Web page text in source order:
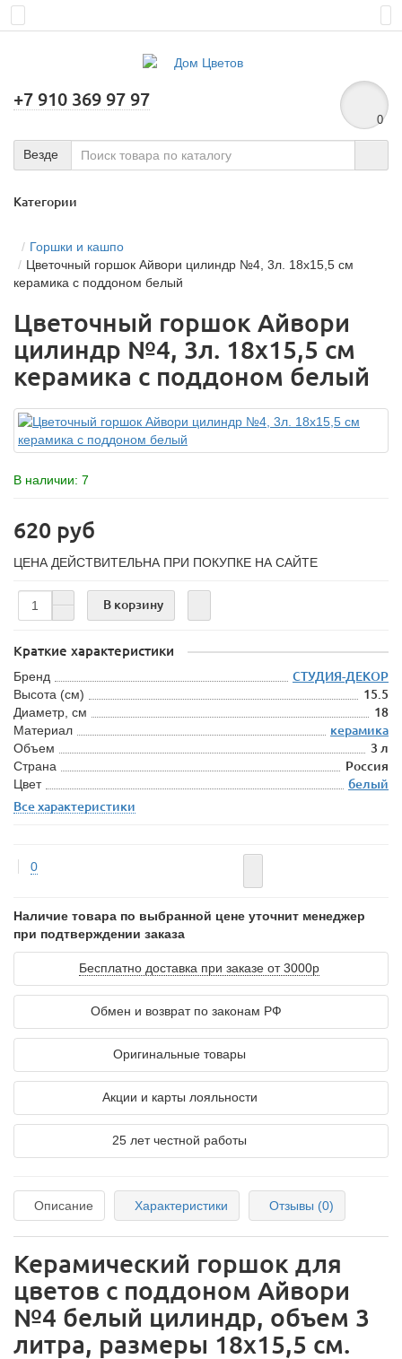
+7 910 369 97 97
0
Везде
Категории
Горшки и кашпо
Цветочный горшок Айвори цилиндр №4, 3л. 18х15,5 см
керамика с поддоном белый
Цветочный горшок Айвори
цилиндр №4, 3л. 18х15,5 см
керамика с поддоном белый
В наличии: 7
620 руб
ЦЕНА ДЕЙСТВИТЕЛЬНА ПРИ ПОКУПКЕ НА САЙТЕ
В корзину
Краткие характеристики
Бренд
СТУДИЯ-ДЕКОР
Высота (см)
15.5
Диаметр, см
18
Материал
керамика
Объем
3 л
Страна
Россия
Цвет
белый
Все характеристики
0
Наличие товара по выбранной цене уточнит менеджер
при подтверждении заказа
Бесплатно доставка при заказе от 3000р
Обмен и возврат по законам РФ
Оригинальные товары
Акции и карты лояльности
25 лет честной работы
Описание Характеристики Отзывы (0)
Керамический горшок для
цветов с поддоном Айвори
№4 белый цилиндр, объем 3
литра, размеры 18х15,5 см.